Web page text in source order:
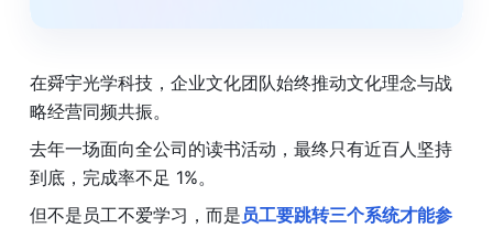
在舜宇光学科技，企业文化团队始终推动文化理念与战
略经营同频共振。
去年一场面向全公司的读书活动，最终只有近百人坚持
到底，完成率不足 1%。
但不是员工不爱学习，而是 员工要跳转三个系统才能参